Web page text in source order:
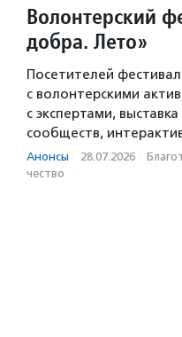
Волонтерский
добра. Лето»
Посетителей
с волонтерскими
с экспертами,
сообществ,
Анонсы · 28.07.2026 ·
чест­во